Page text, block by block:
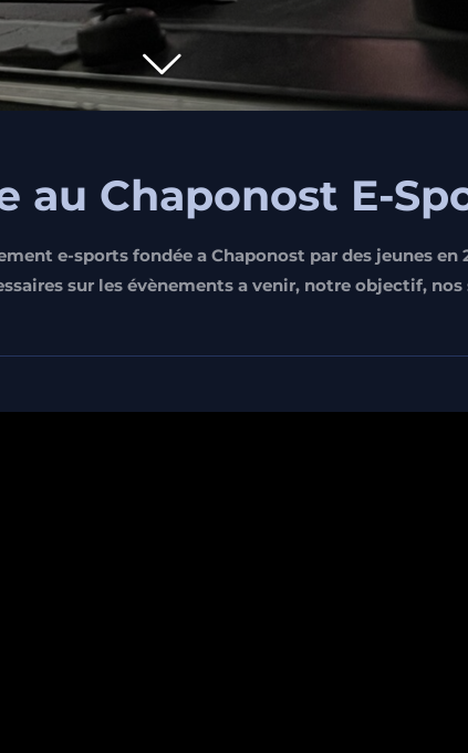
au Chaponost E-
e-sports fondée a Chaponost par des jeunes en
sur les évènements a venir, notre objectif, nos